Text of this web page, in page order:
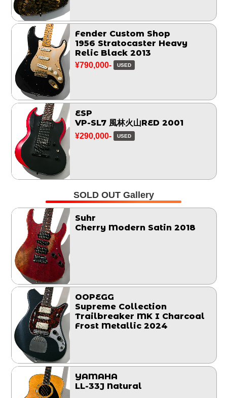
Fender Custom Shop
1956 Stratocaster Heavy
Relic Black 2013
¥790,000- USED
ESP
VP-SL7 風林火山RED 2001
¥290,000- USED
SOLD OUT Gallery
Suhr
Cherry Modern Satin 2018
OOPEGG
Supreme Collection
Trailbreaker MK I Charcoal
Frost Metallic 2024
YAMAHA
LL-33J Natural